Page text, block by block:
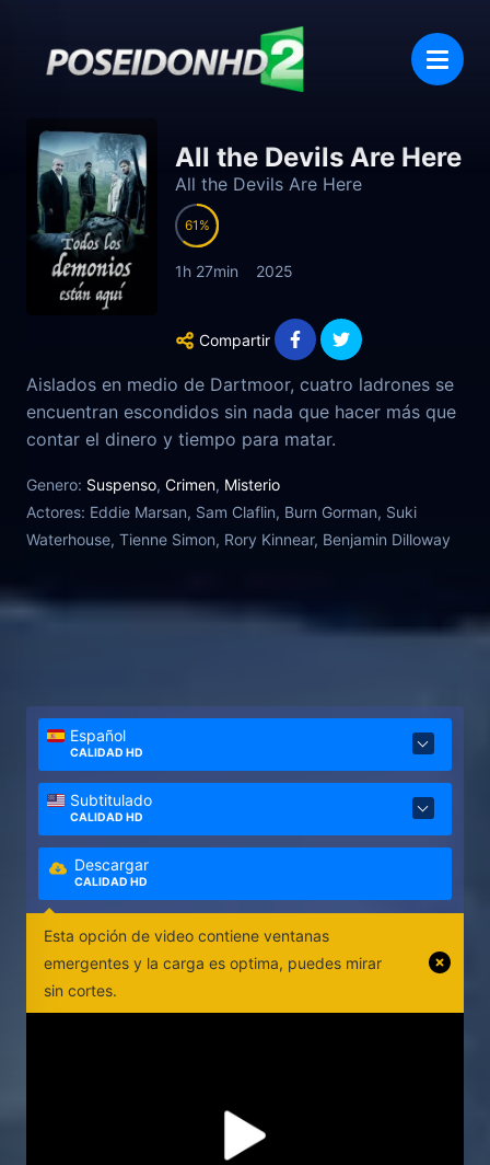
All the Devils Are Here
All the Devils Are Here
61
1h 27min 2025
Compartir
Aislados en medio de Dartmoor, cuatro ladrones se
encuentran escondidos sin nada que hacer más que
contar el dinero y tiempo para matar.
Genero: Suspenso, Crimen, Misterio
Actores: Eddie Marsan, Sam Claflin, Burn Gorman, Suki
Waterhouse, Tienne Simon, Rory Kinnear, Benjamin Dilloway
Español
CALIDAD HD
Subtitulado
CALIDAD HD
Descargar
CALIDAD HD
Esta opción de video contiene ventanas
emergentes y la carga es optima, puedes mirar
sin cortes.